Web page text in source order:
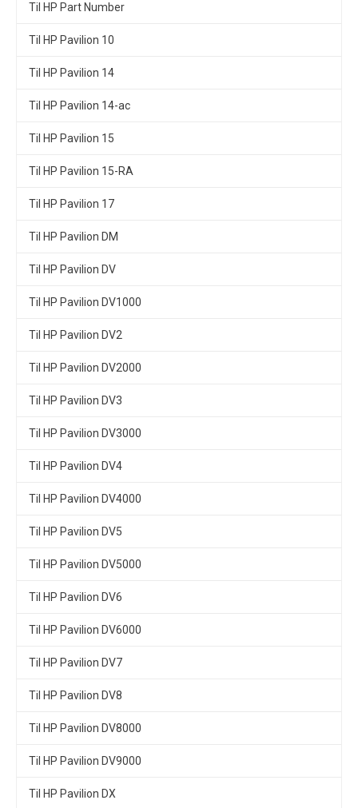
Til HP Part Number
Til HP Pavilion 10
Til HP Pavilion 14
Til HP Pavilion 14-ac
Til HP Pavilion 15
Til HP Pavilion 15-RA
Til HP Pavilion 17
Til HP Pavilion DM
Til HP Pavilion DV
Til HP Pavilion DV1000
Til HP Pavilion DV2
Til HP Pavilion DV2000
Til HP Pavilion DV3
Til HP Pavilion DV3000
Til HP Pavilion DV4
Til HP Pavilion DV4000
Til HP Pavilion DV5
Til HP Pavilion DV5000
Til HP Pavilion DV6
Til HP Pavilion DV6000
Til HP Pavilion DV7
Til HP Pavilion DV8
Til HP Pavilion DV8000
Til HP Pavilion DV9000
Til HP Pavilion DX